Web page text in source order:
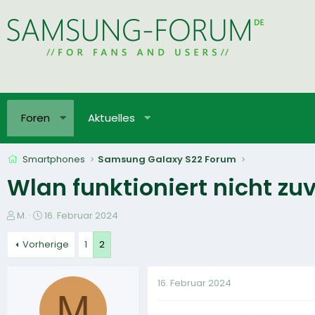
Foren Aktuelles
Smartphones Samsung Galaxy S22 Forum
Wlan funktioniert nicht
E
s
t
M.
E
s
t
16. Februar 2024
Vorherige 1 2
16. Februar 2024